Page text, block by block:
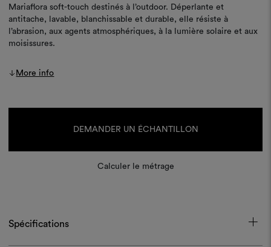
Mariaflora soft-touch destinés à l’outdoor. Déperlante et
antitache, lavable, blanchissable et durable, elle résiste à
l’abrasion, aux agents atmosphériques, à la lumière solaire et aux
moisissures.
More info
DEMANDER UN ÉCHANTILLON
Calculer le métrage
Spécifications